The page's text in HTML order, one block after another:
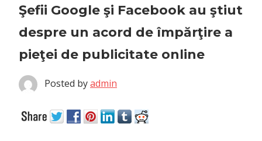
Şefii Google şi Facebook au ştiut
despre un acord de împărţire a
pieţei de publicitate online
Posted byadmin